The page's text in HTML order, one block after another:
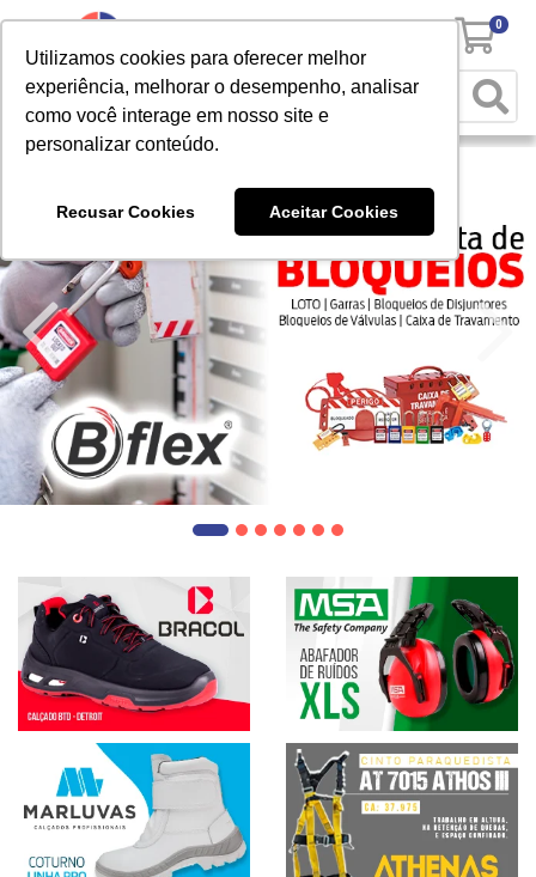
Utilizamos cookies para oferecer melhor
experiência, melhorar o desempenho, analisar
como você interage em nosso site e
personalizar conteúdo.
Recusar Cookies Aceitar Cookies
0